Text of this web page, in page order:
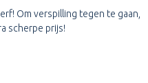
Om verspilling tegen te gaan,
scherpe prijs!